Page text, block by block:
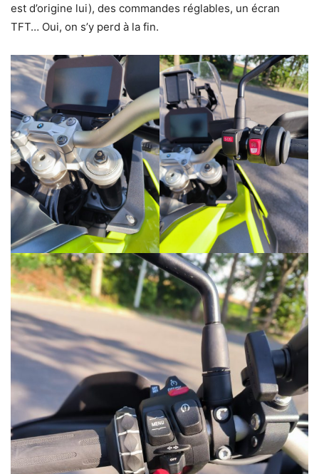
est d’origine lui), des commandes réglables, un écran
TFT… Oui, on s’y perd à la fin.